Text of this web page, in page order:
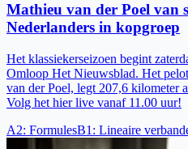
Mathieu van der Poel van
Nederlanders in kopgroep
Het klassiekerseizoen begint
Omloop Het Nieuwsblad. Het
van der Poel, legt 207,6 kilometer
Volg het hier live vanaf 11.00 uur!
A2: FormulesB1 : Lineaire